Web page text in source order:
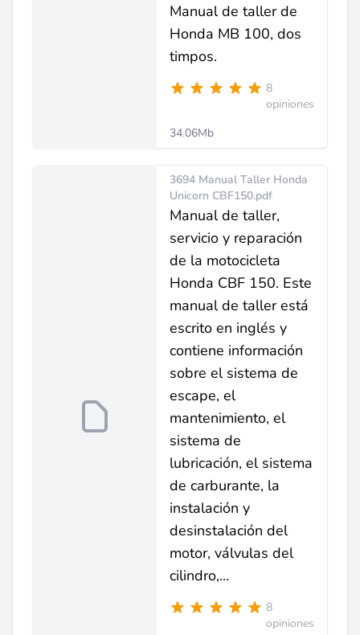
Manual de taller de
Honda MB 100, dos
timpos.
8
opiniones
34.06Mb
3694 Manual Taller Honda
Unicorn CBF150.pdf
Manual de taller,
servicio y reparación
de la motocicleta
Honda CBF 150. Este
manual de taller está
escrito en inglés y
contiene información
sobre el sistema de
escape, el
mantenimiento, el
sistema de
lubricación, el sistema
de carburante, la
instalación y
desinstalación del
motor, válvulas del
cilindro,...
8
opiniones